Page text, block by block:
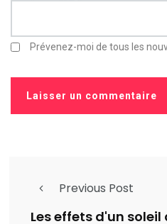
Prévenez-moi de tous les
Previous Post
Les effets d'un